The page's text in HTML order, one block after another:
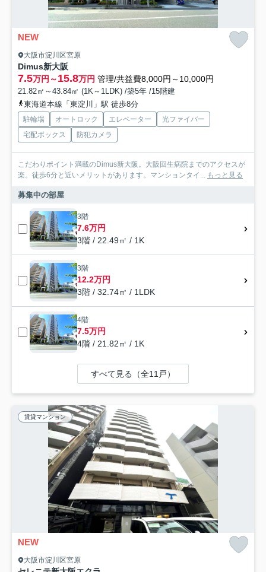
NEW
大阪市淀川区宮原
Dimus新大阪
7.5万円～15.8万円 管理/共益費8,000円～10,000円
21.82㎡～43.84㎡ (1K～1LDK) /築5年 /15階建
東海道本線「東淀川」駅 徒歩8分
駐輪場 オートロック エレベーター
光ファイバー
宅配ボックス
防犯カメラ
こだわりポイント満載のDimus新大阪。大阪回生病院までのアクセスが
楽。徒歩6分と近いメリットがあります。マンションタイ... もっと見る
募集中の部屋
3階
7.6万円
3階 / 22.49㎡ / 1K
3階
12.2万円
3階 / 32.74㎡ / 1LDK
4階
7.5万円
4階 / 21.82㎡ / 1K
すべて見る（全11戸）
賃貸マンション
NEW
大阪市淀川区宮原